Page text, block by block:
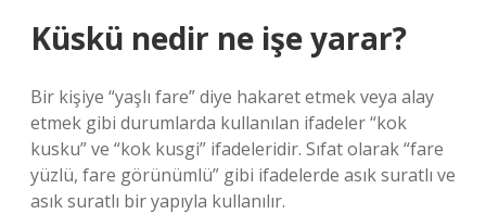
Küskü nedir ne işe yarar?
Bir kişiye “yaşlı fare” diye hakaret etmek veya alay
etmek gibi durumlarda kullanılan ifadeler “kok
kusku” ve “kok kusgi” ifadeleridir. Sıfat olarak “fare
yüzlü, fare görünümlü” gibi ifadelerde asık suratlı ve
asık suratlı bir yapıyla kullanılır.